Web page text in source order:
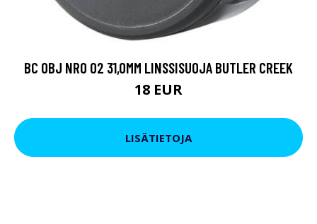
BC OBJ NRO 02 31,0MM LINSSISUOJA BUTLER CREEK
18 EUR
LISÄTIETOJA